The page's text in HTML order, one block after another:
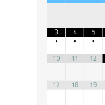
3
•
4
•
5
•
10 11 12
17
18 19